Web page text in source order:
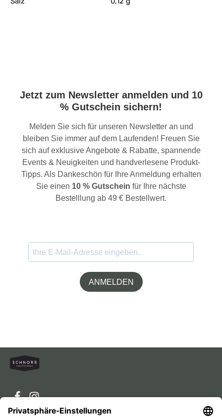
Jetzt zum Newsletter anmelden und 10
% Gutschein sichern!
Melden Sie sich für unseren Newsletter an und
bleiben Sie immer auf dem Laufenden! Freuen Sie
sich auf exklusive Angebote & Rabatte, spannende
Events & Neuigkeiten und handverlesene Produkt-
Tipps. Als Dankeschön für Ihre Anmeldung erhalten
Sie einen 10 % Gutschein für Ihre nächste
Bestelllung ab 49 € Bestellwert.
ANMELDEN